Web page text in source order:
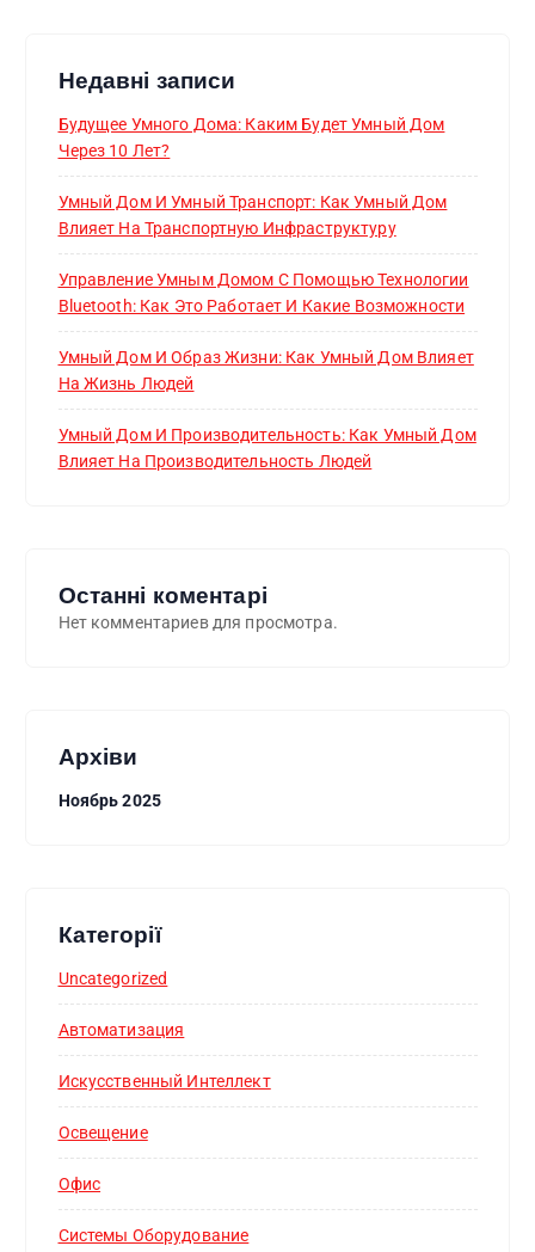
Недавні записи
Будущее Умного Дома: Каким Будет Умный Дом
Через 10 Лет?
Умный Дом И Умный Транспорт: Как Умный Дом
Влияет На Транспортную Инфраструктуру
Управление Умным Домом С Помощью Технологии
Bluetooth: Как Это Работает И Какие Возможности
Умный Дом И Образ Жизни: Как Умный Дом Влияет
На Жизнь Людей
Умный Дом И Производительность: Как Умный Дом
Влияет На Производительность Людей
Останні коментарі
Нет комментариев для просмотра.
Архіви
Ноябрь 2025
Категорії
Uncategorized
Автоматизация
Искусственный Интеллект
Освещение
Офис
Системы Оборудование